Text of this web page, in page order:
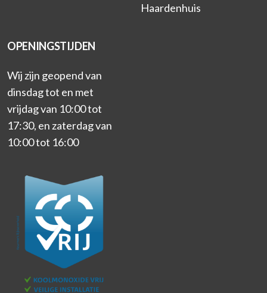
Haardenhuis
OPENINGSTIJDEN
Wij zijn geopend van
dinsdag tot en met
vrijdag van 10:00 tot
17:30, en zaterdag van
10:00 tot 16:00